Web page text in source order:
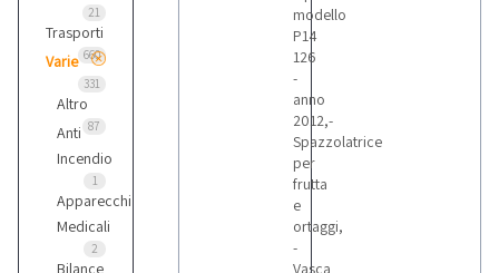
21
Trasporti
660
Varie
331
Altro
87
Anti
Incendio
1
Apparecchi
Medicali
2
Bilance
modello
P14
126
-
anno
2012,-
Spazzolatrice
per
frutta
e
ortaggi,
-
Vasca